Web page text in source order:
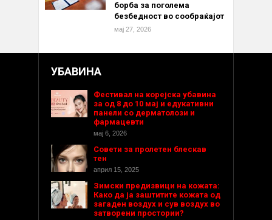
борба за поголема
безбедност во сообраќајот
мај 27, 2026
УБАВИНА
Фестивал на корејска убавина
за од 8 до 10 мај и едукативни
панели со дерматолози и
фармацевти
мај 6, 2026
Совети за пролетен блескав
тен
април 15, 2025
Зимски предизвици на кожата:
Како да ја заштитите кожата од
загаден воздух и сув воздух во
затворени простории?